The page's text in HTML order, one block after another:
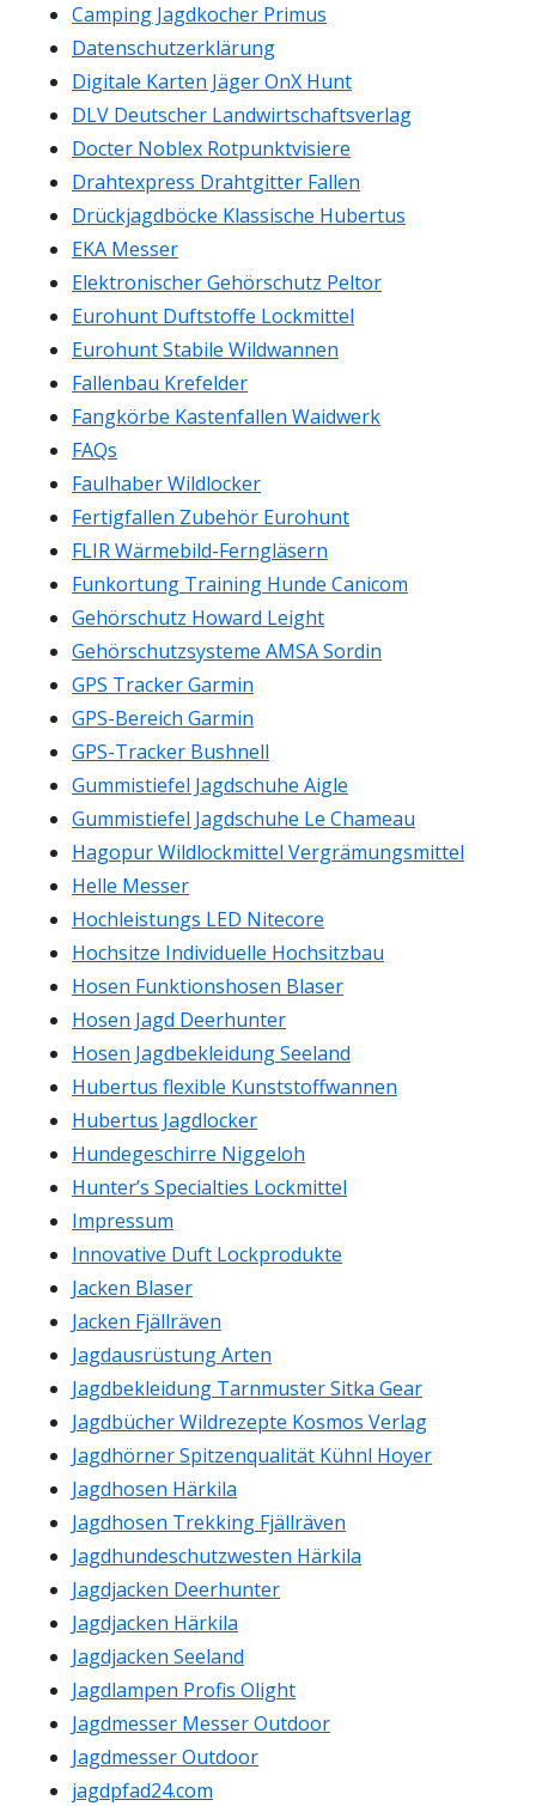
Camping Jagdkocher Primus
Datenschutzerklärung
Digitale Karten Jäger OnX Hunt
DLV Deutscher Landwirtschaftsverlag
Docter Noblex Rotpunktvisiere
Drahtexpress Drahtgitter Fallen
Drückjagdböcke Klassische Hubertus
EKA Messer
Elektronischer Gehörschutz Peltor
Eurohunt Duftstoffe Lockmittel
Eurohunt Stabile Wildwannen
Fallenbau Krefelder
Fangkörbe Kastenfallen Waidwerk
FAQs
Faulhaber Wildlocker
Fertigfallen Zubehör Eurohunt
FLIR Wärmebild-Ferngläsern
Funkortung Training Hunde Canicom
Gehörschutz Howard Leight
Gehörschutzsysteme AMSA Sordin
GPS Tracker Garmin
GPS-Bereich Garmin
GPS-Tracker Bushnell
Gummistiefel Jagdschuhe Aigle
Gummistiefel Jagdschuhe Le Chameau
Hagopur Wildlockmittel Vergrämungsmittel
Helle Messer
Hochleistungs LED Nitecore
Hochsitze Individuelle Hochsitzbau
Hosen Funktionshosen Blaser
Hosen Jagd Deerhunter
Hosen Jagdbekleidung Seeland
Hubertus flexible Kunststoffwannen
Hubertus Jagdlocker
Hundegeschirre Niggeloh
Hunter’s Specialties Lockmittel
Impressum
Innovative Duft Lockprodukte
Jacken Blaser
Jacken Fjällräven
Jagdausrüstung Arten
Jagdbekleidung Tarnmuster Sitka Gear
Jagdbücher Wildrezepte Kosmos Verlag
Jagdhörner Spitzenqualität Kühnl Hoyer
Jagdhosen Härkila
Jagdhosen Trekking Fjällräven
Jagdhundeschutzwesten Härkila
Jagdjacken Deerhunter
Jagdjacken Härkila
Jagdjacken Seeland
Jagdlampen Profis Olight
Jagdmesser Messer Outdoor
Jagdmesser Outdoor
jagdpfad24.com